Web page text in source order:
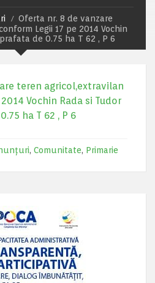
Oferta nr. 8 de vanzare
Legii 17 pe 2014 Vochin
de 0.75 ha T 62 , P 6
teren agricol,extravilan
Vochin Rada si Tudor
ha T 62 , P 6
, Comunitate, Primarie